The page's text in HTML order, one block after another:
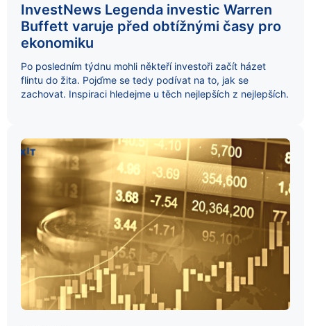
InvestNews Legenda investic Warren
Buffett varuje před obtížnými časy pro
ekonomiku
Po posledním týdnu mohli někteří investoři začít házet
flintu do žita. Pojďme se tedy podívat na to, jak se
zachovat. Inspiraci hledejme u těch nejlepších z nejlepších.